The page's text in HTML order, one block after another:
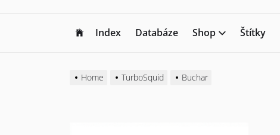
Index Databáze Shop Štítky
Home TurboSquid Buchar